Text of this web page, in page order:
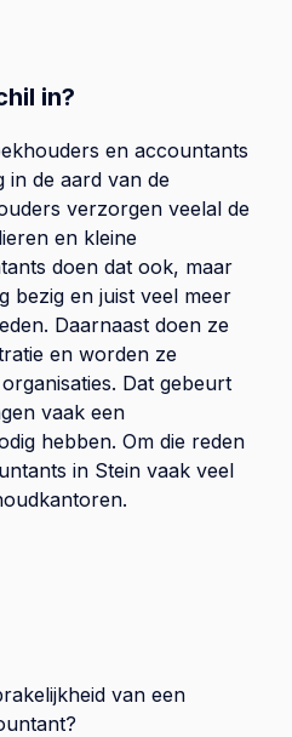
in?
en accountants
in de aard van de
verzorgen veelal de
en kleine
doen dat ook, maar
bezig en juist veel meer
Daarnaast doen ze
en worden ze
Dat gebeurt
vaak een
hebben. Om die reden
in Stein vaak veel
van een